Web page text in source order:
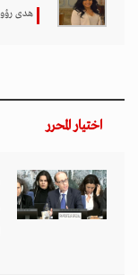
هدى
اختيار المحرر